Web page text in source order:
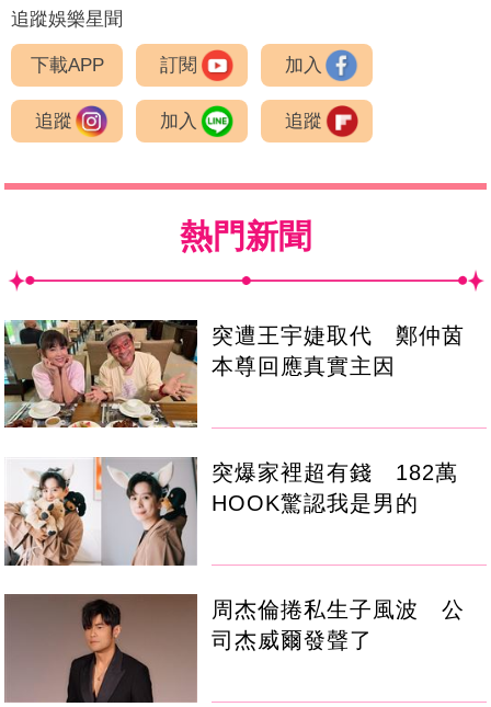
追蹤娛樂星聞
下載APP 訂閱 加入
追蹤 加入 追蹤
熱門新聞
突遭王宇婕取代 鄭仲茵
本尊回應真實主因
突爆家裡超有錢 182萬
HOOK驚認我是男的
周杰倫捲私生子風波 公
司杰威爾發聲了